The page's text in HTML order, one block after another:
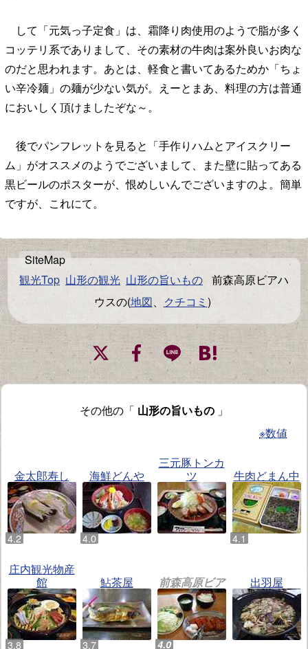
して「元気っ子定食」は、霜降り肉使用のようで脂が多く
コッテリ系でありまして、その素材の牛肉は案外良いお肉な
のだと思われます。あとは、軽食と書いてあるためか「ちょ
い辛冷麺」の麺が少ない気が。えーとまあ、料理の方は普通
においしく頂けましたぞな～。
後でパンフレットを見ると「手作りハムとアイスクリー
ム」がオススメのようでございまして、また壁に貼ってある
黒ビールのポスターが、恨めしいんでございますのよ。簡単
ですが、これにて。
観光Top 山形の観光 山形の旨いもの 前森高原ビアハ
ウスの(地図、 クチコミ )
その他の「 山形の旨いもの 」
※数値
金太郎寿し 海鮮どんや
三元豚トンカ
ツ
牛肉どまん中
庄内観光物産
館
鮎茶屋 前森高原ビア 出羽屋